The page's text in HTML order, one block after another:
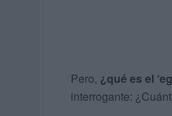
Pero, ¿qué es el
interrogante: